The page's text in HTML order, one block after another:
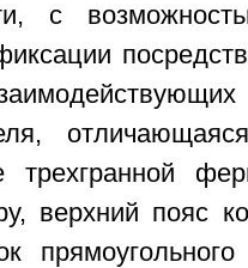
с
трехгранной
верхний пояс